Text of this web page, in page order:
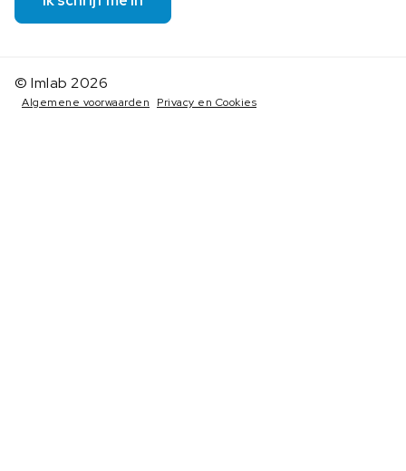
© Imlab 2026
Algemene voorwaarden Privacy en Cookies